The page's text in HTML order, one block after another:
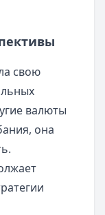
свою
валюты
она